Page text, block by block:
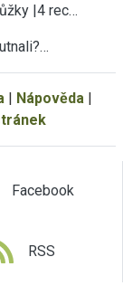
|4 rec…
| Nápověda|
Facebook
RSS